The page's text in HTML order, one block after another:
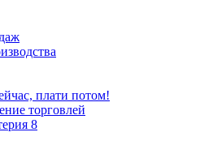
плати потом!
торговлей
8